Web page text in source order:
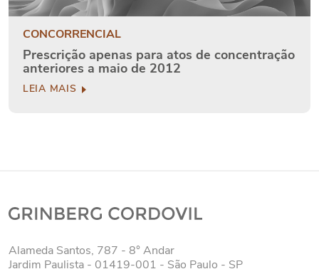
CONCORRENCIAL
Prescrição apenas para atos de concentração
anteriores a maio de 2012
LEIA MAIS
Alameda Santos, 787 - 8° Andar
Jardim Paulista - 01419-001 - São Paulo - SP